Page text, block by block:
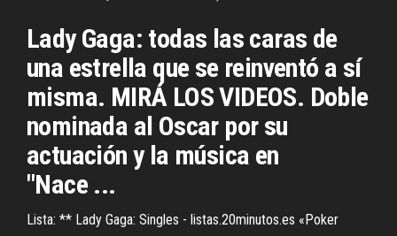
Lady Gaga: todas las caras de
una estrella que se reinventó a sí
misma. MIRÁ LOS VIDEOS. Doble
nominada al Oscar por su
actuación y la música en
"Nace ...
Lista: ** Lady Gaga: Singles - listas.20minutos.es «Poker